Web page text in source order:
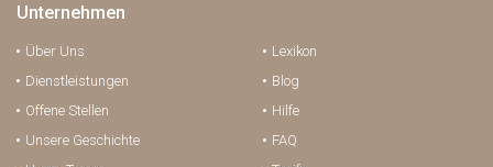
Unternehmen
Über Uns
Dienstleistungen
Offene Stellen
Unsere Geschichte
Lexikon
Blog
Hilfe
FAQ